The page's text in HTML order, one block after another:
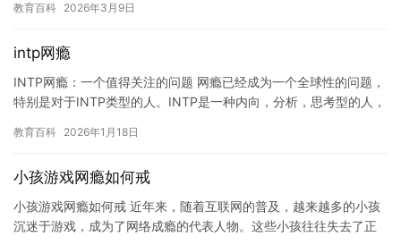
教育百科 2026年3月9日
intp网瘾
INTP网瘾：一个值得关注的问题 网瘾已经成为一个全球性的问题，
特别是对于INTP类型的人。INTP是一种内向，分析，思考型的人，
教育百科 2026年1月18日
小孩游戏网瘾如何戒
小孩游戏网瘾如何戒 近年来，随着互联网的普及，越来越多的小孩
沉迷于游戏，成为了网络成瘾的代表人物。这些小孩往往失去了正